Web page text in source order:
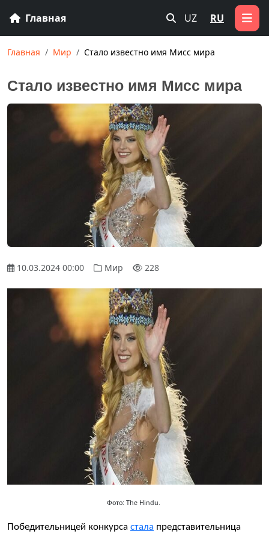
Главная UZ RU
Главная Мир Стало известно имя Мисс мира
Стало известно имя Мисс мира
10.03.2024 00:00 Мир 228
Фото: The Hindu.
Победительницей конкурса стала представительница